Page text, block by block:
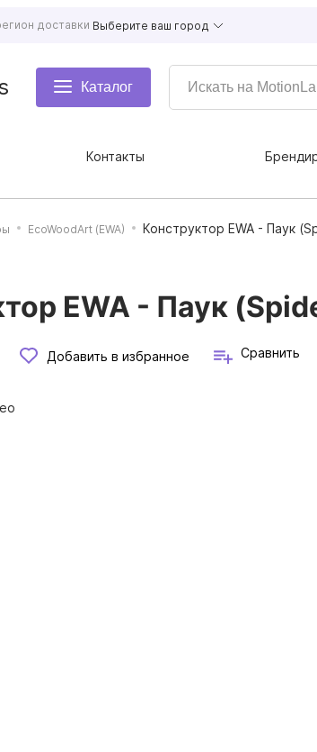
доставки Выберите ваш город
Каталог
Контакты
EcoWoodArt (EWA) Конструктор EWA - Паук
EWA - Паук
Добавить в избранное Сравнить